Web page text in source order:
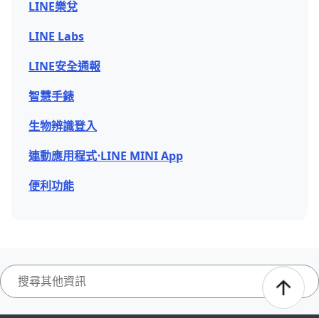
LINE樂兌
LINE Labs
LINE安全通報
智慧手錶
生物辨識登入
連動應用程式⋅LINE MINI App
便利功能